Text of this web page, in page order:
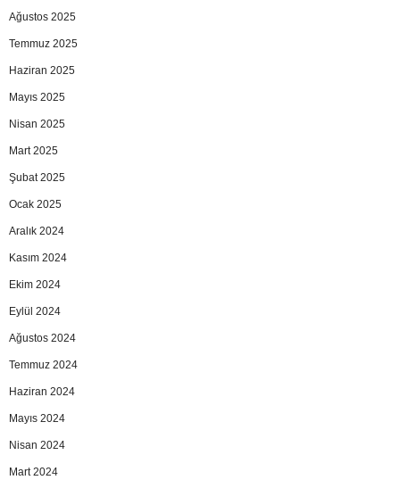
Ağustos 2025
Temmuz 2025
Haziran 2025
Mayıs 2025
Nisan 2025
Mart 2025
Şubat 2025
Ocak 2025
Aralık 2024
Kasım 2024
Ekim 2024
Eylül 2024
Ağustos 2024
Temmuz 2024
Haziran 2024
Mayıs 2024
Nisan 2024
Mart 2024